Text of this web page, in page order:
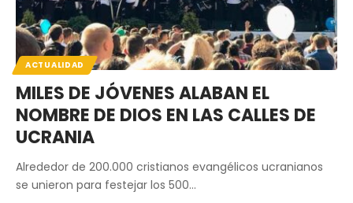
ACTUALIDAD
MILES DE JÓVENES ALABAN EL
NOMBRE DE DIOS EN LAS CALLES DE
UCRANIA
Alrededor de 200.000 cristianos evangélicos ucranianos
se unieron para festejar los 500…